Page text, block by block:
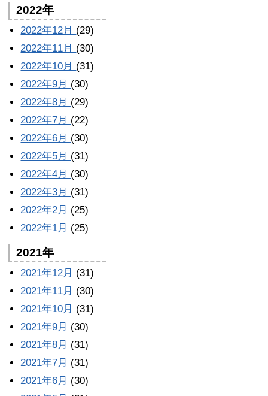
2022年
2022年12月 (29)
2022年11月 (30)
2022年10月 (31)
2022年9月 (30)
2022年8月 (29)
2022年7月 (22)
2022年6月 (30)
2022年5月 (31)
2022年4月 (30)
2022年3月 (31)
2022年2月 (25)
2022年1月 (25)
2021年
2021年12月 (31)
2021年11月 (30)
2021年10月 (31)
2021年9月 (30)
2021年8月 (31)
2021年7月 (31)
2021年6月 (30)